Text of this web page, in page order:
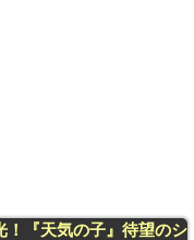
！『天気の子』待望のシ